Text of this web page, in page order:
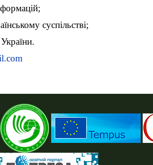
суспільстві;